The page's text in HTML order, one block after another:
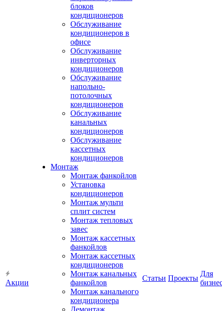
Акции
блоков
кондиционеров
Обслуживание
кондиционеров в
офисе
Обслуживание
инверторных
кондиционеров
Обслуживание
напольно-
потолочных
кондиционеров
Обслуживание
канальных
кондиционеров
Обслуживание
кассетных
кондиционеров
Монтаж
Монтаж фанкойлов
Установка
кондиционеров
Монтаж мульти
сплит систем
Монтаж тепловых
завес
Монтаж кассетных
фанкойлов
Монтаж кассетных
кондиционеров
Монтаж канальных
фанкойлов
Монтаж канального
кондиционера
Демонтаж
Статьи Проекты
Для